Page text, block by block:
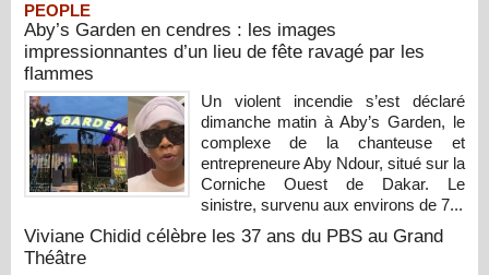
PEOPLE
Aby’s Garden en cendres : les images
impressionnantes d’un lieu de fête ravagé par les
flammes
Un violent incendie s’est déclaré
dimanche matin à Aby’s Garden, le
complexe de la chanteuse et
entrepreneure Aby Ndour, situé sur la
Corniche Ouest de Dakar. Le
sinistre, survenu aux environs de 7...
Viviane Chidid célèbre les 37 ans du PBS au Grand
Théâtre